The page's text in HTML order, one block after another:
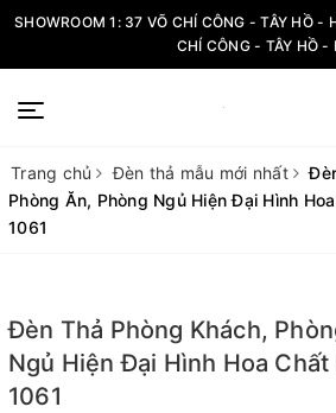
SHOWROOM 1: 37 VÕ CHÍ CÔNG - TÂY HỒ -
CHÍ CÔNG - TÂY HỒ -
Trang chủ Đèn thả mẫu mới nhất
Phòng Ăn, Phòng Ngủ Hiện Đại Hình
1061
Đèn Thả Phòng Khách,
Ngủ Hiện Đại Hình Hoa Chất
1061